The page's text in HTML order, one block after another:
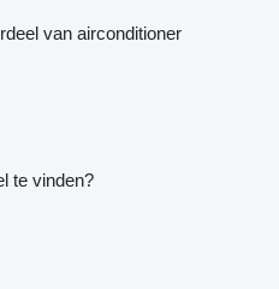
van airconditioner
te vinden?